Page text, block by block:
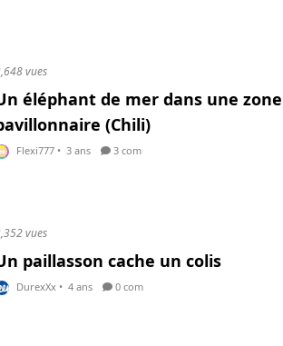
vues
éléphant de mer dans une zone
(Chili)
Flexi777 • 3 ans 3 com
vues
paillasson cache un colis
DurexXx • 4 ans 0 com